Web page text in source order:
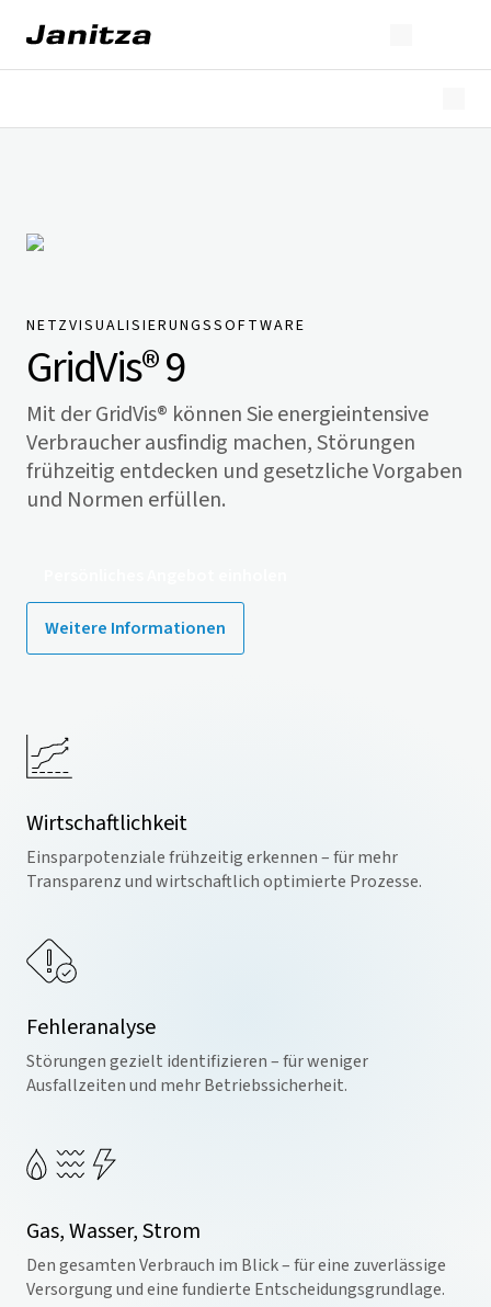
Erweiterungen
NETZVISUALISIERUNGSSOFTWARE
GridVis® 9
Mit derGridVis® können Sie energieintensive
Verbraucher ausfindig machen, Störungen
frühzeitig entdecken und gesetzliche Vorgaben
und Normen erfüllen.
Weitere Informationen
Wirtschaftlichkeit
Einsparpotenziale frühzeitig erkennen – für mehr
Transparenz und wirtschaftlich optimierte Prozesse.
Fehleranalyse
Störungen gezielt identifizieren – für weniger
Ausfallzeiten und mehr Betriebssicherheit.
Gas, Wasser, Strom
Den gesamten Verbrauch im Blick – für eine zuverlässige
Versorgung und eine fundierte Entscheidungsgrundlage.